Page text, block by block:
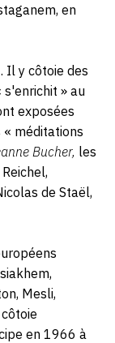
en
Il y côtoie des
» au
exposées
« méditations
Bucher, les
de Staël,
Mesli,
en 1966 à